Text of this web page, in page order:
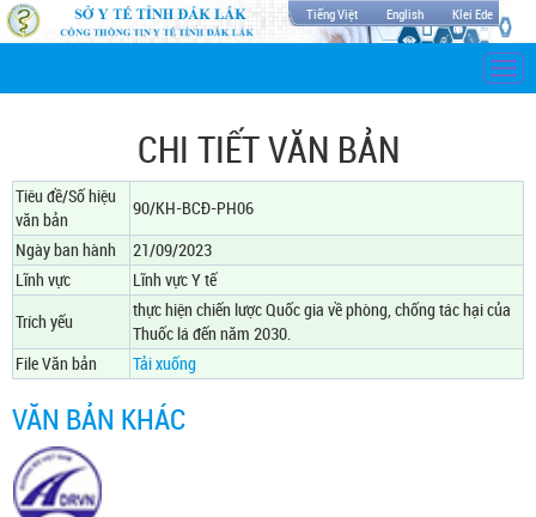
Tiếng Việt English Klei Ede
CHI TIẾT VĂN BẢN
Tiêu đề/Số hiệu
văn bản
90/KH-BCĐ-PH06
Ngày ban hành
21/09/2023
Lĩnh vực
Lĩnh vực Y tế
Trích yếu
thực hiện chiến lược Quốc gia về phòng, chống tác hại của
Thuốc lá đến năm 2030.
File Văn bản
Tải xuống
VĂN BẢN KHÁC